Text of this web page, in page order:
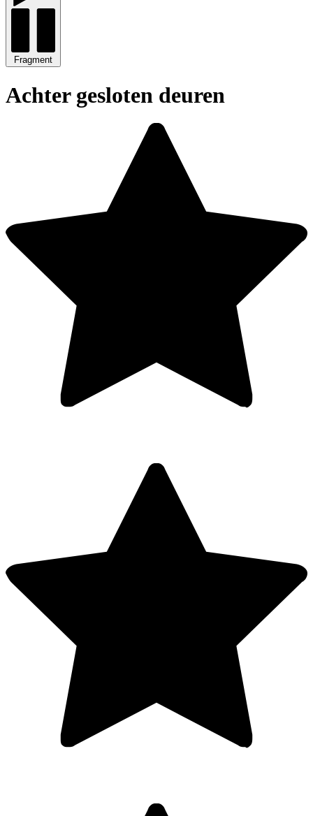
Fragment
Achter gesloten deuren